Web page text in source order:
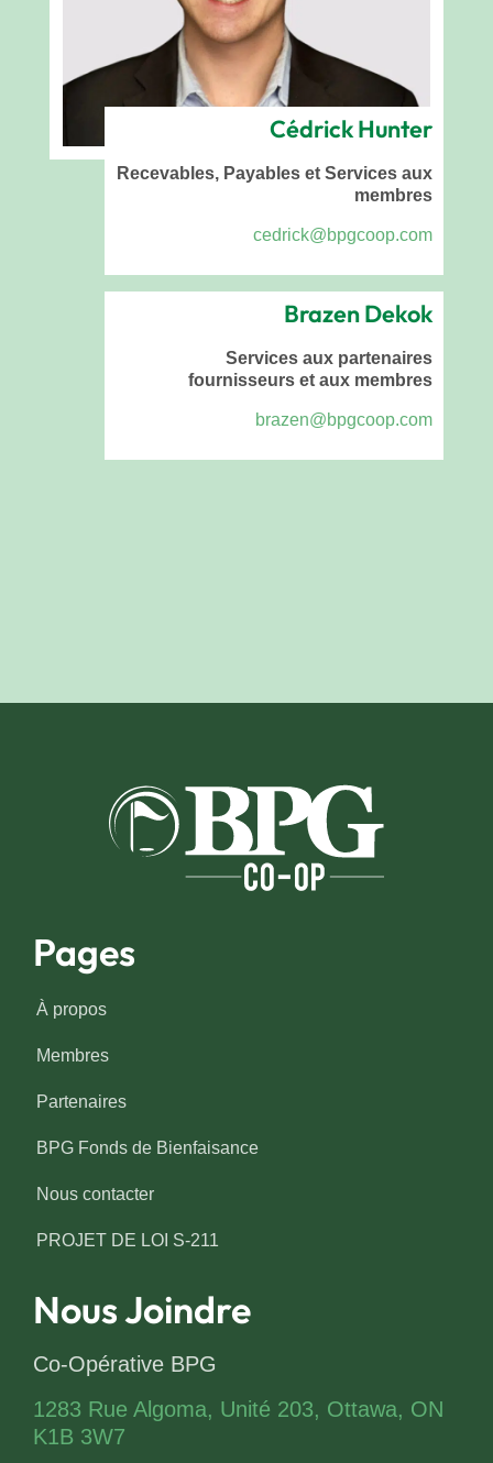
Cédrick Hunter
Recevables, Payables et Services aux
membres
cedrick@bpgcoop.com
Brazen Dekok
Services aux partenaires
fournisseurs et aux membres
brazen@bpgcoop.com
Pages
À propos
Membres
Partenaires
BPG Fonds de Bienfaisance
Nous contacter
PROJET DE LOI S-211
Nous Joindre
Co-Opérative BPG
1283 Rue Algoma, Unité 203, Ottawa, ON
K1B 3W7